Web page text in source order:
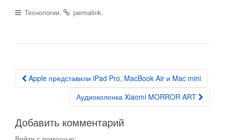
Технологии. permalink.
Post navigation
Apple представили iPad Pro, MacBook Air и Mac mini
Аудиоколонка Xiaomi MORROR ART
Добавить комментарий